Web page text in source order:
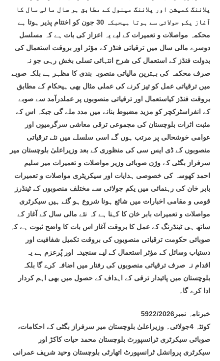
پلاننگ کمیشن اور پلاننگ مینول کے مطابق ہر سال مالی سال کا
آغاز یکم جولائی سے ہوتا ہیجبکہ 30 جون کو اختتام پذیر ہوتا ہے
محکمہ مواصلات و تعمیرات کے لیے یہ اعزاز کی بات ہے کہ مسلسل
دوسرے مالی سال میں ترقیاتی فنڈز کے مؤثر اور بروقت استعمال کی
بدولت فنڈز کے استعمال کی شرح انتہائی تسلی بخش رہی جو نہ
صرف محکمہ کی بہترین مالیاتی منصوبہ بندی کا مظہر ہے بلکہ صوبے
میں ترقیاتی عمل کو تیز کرنے کی عملی مثال بھی ہیحکام کے مطابق
بروقت فنڈز کیاستعمال اور ترقیاتی منصوبوں پر عملدرآمد سے صوبے
کے انفراسٹرکچر کو مزید مضبوط بنانے میں مدد ملے گی جبکہ اس کے
مثبت اثرات بلوچستان کی مجموعی ترقی معاشی سرگرمیوں اور
عوامی خوشحالی پر مرتب ہوں گے اسی سلسلے میں نئے ترقیاتی
منصوبوں کے ڈی ایس سی کی منظوری کے بعد وزیراعلیٰ بلوچستان میر
سرفراز بگٹی کے وژن صوبائی وزیر مواصلات و تعمیرات میر سلیم
احمد کھوسہ کی خصوصی ہدایات اور سیکریٹری مواصلات و تعمیرات
بابر خان کی رہنمائی میں یکم جولائی سے مختلف منصوبوں کے ٹینڈرز
قومی و مقامی اخبارات میں شائع ہونا شروع ہو گئے ہیں سیکرٹری
مواصلات و تعمیرات بابر خان کا کہنا ہے کہ نئے مالی سال کے آغاز کے
ساتھ ہی ٹینڈرنگ کے عمل کا بروقت آغاز اس بات کا واضح ثبوت ہے کہ
صوبائی حکومت ترقیاتی منصوبوں کی بروقت تکمیل شفافیت اور
دستیاب وسائل کے مؤثر استعمال کے لیے سنجیدہ اور پُرعزم ہے یہ
اقدام نہ صرف ترقیاتی منصوبوں کی رفتار میں اضافہ کرے گا بلکہ
بلوچستان میں پائیدار ترقی کے اہداف کے حصول میں بھی اہم کردار
ادا کرے گا۔
خبرنامہ نمبر5922/2026
کوئٹہ 4جولائی۔ وزیراعلیٰ بلوچستان میر سرفراز بگٹی کے احکامات،
صوبائی سیکرٹری ٹرانسپورٹ بلوچستان محمد حیات کاکڑ اور
سیکرٹری پروانشل ٹرانسپورٹ اتھارٹی بلوچستان وحید شریف عمرانی